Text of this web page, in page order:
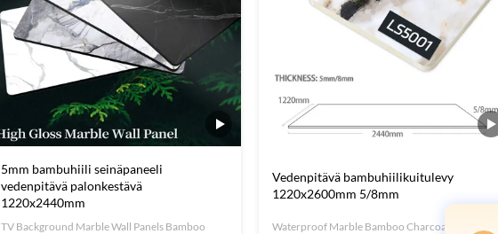
5mm bambuhiili seinäpaneeli
vedenpitävä palonkestävä
1220x2440mm
TV Background Marble Wall Panels Bamboo
Vedenpitävä bambuhiilikuitulevy
1220x2600mm 5/8mm
Waterproof Marble Bamboo Charcoal Fibre